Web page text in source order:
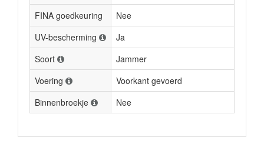
FINA goedkeuring
Nee
UV-bescherming
Ja
Soort
Jammer
Voering
Voorkant gevoerd
Binnenbroekje
Nee